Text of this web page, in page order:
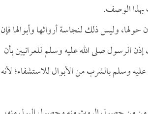
بهذا الوصف.
وليس ذلك لنجاسة أرواثها وأبوالها فإن
الرسول صلى الله عليه وسلم للعرانيين بأن
عليه وسلم بالشرب من الأبوال للاستشفاء؛ لأنه